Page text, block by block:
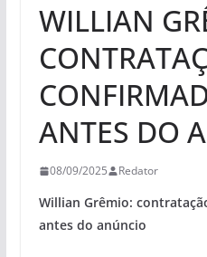
WILLIAN
ANTES DO
08/09/2025 Redator
Willian Grêmio:
antes do anúncio